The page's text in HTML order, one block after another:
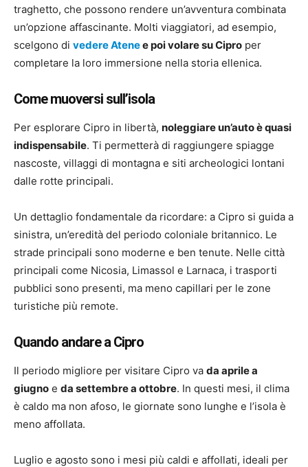
traghetto, che possono rendere un’avventura combinata
un’opzione affascinante. Molti viaggiatori, ad esempio,
scelgono di vedere Atenee poi volare su Cipro per
completare la loro immersione nella storia ellenica.
Come muoversi sull’isola
Per esplorare Cipro in libertà, noleggiare un’auto è quasi
indispensabile. Ti permetterà di raggiungere spiagge
nascoste, villaggi di montagna e siti archeologici lontani
dalle rotte principali.
Un dettaglio fondamentale da ricordare: a Cipro si guida a
sinistra, un’eredità del periodo coloniale britannico. Le
strade principali sono moderne e ben tenute. Nelle città
principali come Nicosia, Limassol e Larnaca, i trasporti
pubblici sono presenti, ma meno capillari per le zone
turistiche più remote.
Quando andare a Cipro
Il periodo migliore per visitare Cipro va da aprile a
giugno e da settembre a ottobre. In questi mesi, il clima
è caldo ma non afoso, le giornate sono lunghe e l’isola è
meno affollata.
Luglio e agosto sono i mesi più caldi e affollati, ideali per